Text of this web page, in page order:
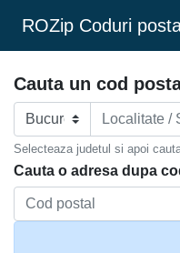
ROZip Coduri
Cauta un cod
Selecteaza judetul si apoi
Cauta o adresa dupa